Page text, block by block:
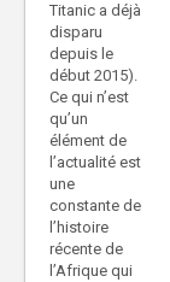
Titanic a déjà
disparu
depuis le
début 2015).
Ce qui n’est
qu’un
élément de
l’actualité est
une
constante de
l’histoire
récente de
l’Afrique qui